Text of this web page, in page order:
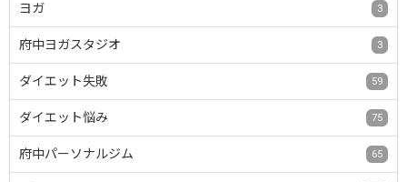
ヨガ 3
府中ヨガスタジオ 3
ダイエット失敗 59
ダイエット悩み 75
府中パーソナルジム 65